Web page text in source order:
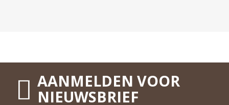
AANMELDEN VOOR
NIEUWSBRIEF